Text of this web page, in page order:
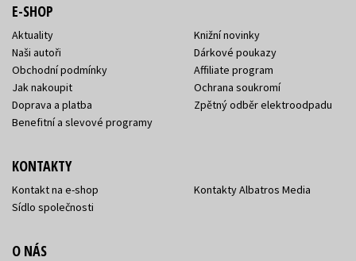
E-SHOP
Aktuality
Naši autoři
Obchodní podmínky
Jak nakoupit
Doprava a platba
Benefitní a slevové programy
Knižní novinky
Dárkové poukazy
Affiliate program
Ochrana soukromí
Zpětný odběr elektroodpadu
KONTAKTY
Kontakt na e-shop
Sídlo společnosti
Kontakty Albatros Media
O NÁS